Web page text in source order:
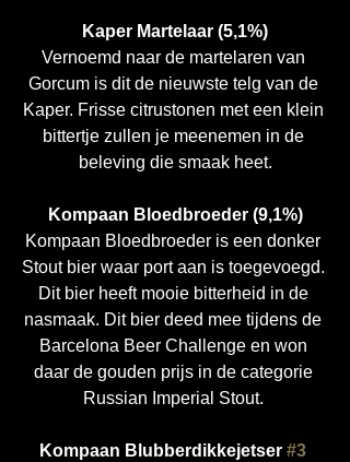
Kaper Martelaar (5,1%)
Vernoemd naar de martelaren van
Gorcum is dit de nieuwste telg van de
Kaper. Frisse citrustonen met een klein
bittertje zullen je meenemen in de
beleving die smaak heet.
Kompaan Bloedbroeder (9,1%)
Kompaan Bloedbroeder is een donker
Stout bier waar port aan is toegevoegd.
Dit bier heeft mooie bitterheid in de
nasmaak. Dit bier deed mee tijdens de
Barcelona Beer Challenge en won
daar de gouden prijs in de categorie
Russian Imperial Stout.
Kompaan Blubberdikkejetser #3